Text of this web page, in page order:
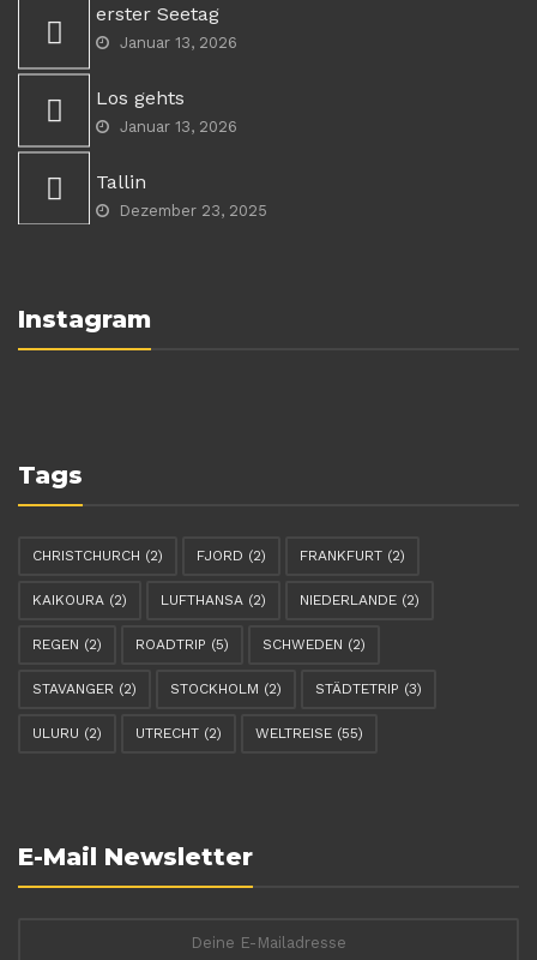
erster Seetag
Januar 13, 2026
Los gehts
Januar 13, 2026
Tallin
Dezember 23, 2025
Instagram
Tags
CHRISTCHURCH (2) FJORD (2) FRANKFURT (2)
KAIKOURA (2) LUFTHANSA (2) NIEDERLANDE (2)
REGEN (2) ROADTRIP (5) SCHWEDEN (2)
STAVANGER (2) STOCKHOLM (2) STÄDTETRIP (3)
ULURU (2) UTRECHT (2) WELTREISE (55)
E-Mail Newsletter